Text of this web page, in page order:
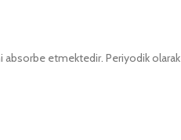
absorbe etmektedir. Periyodik olarak